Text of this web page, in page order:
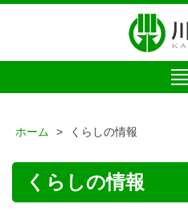
ホーム くらしの情報
くらしの情報